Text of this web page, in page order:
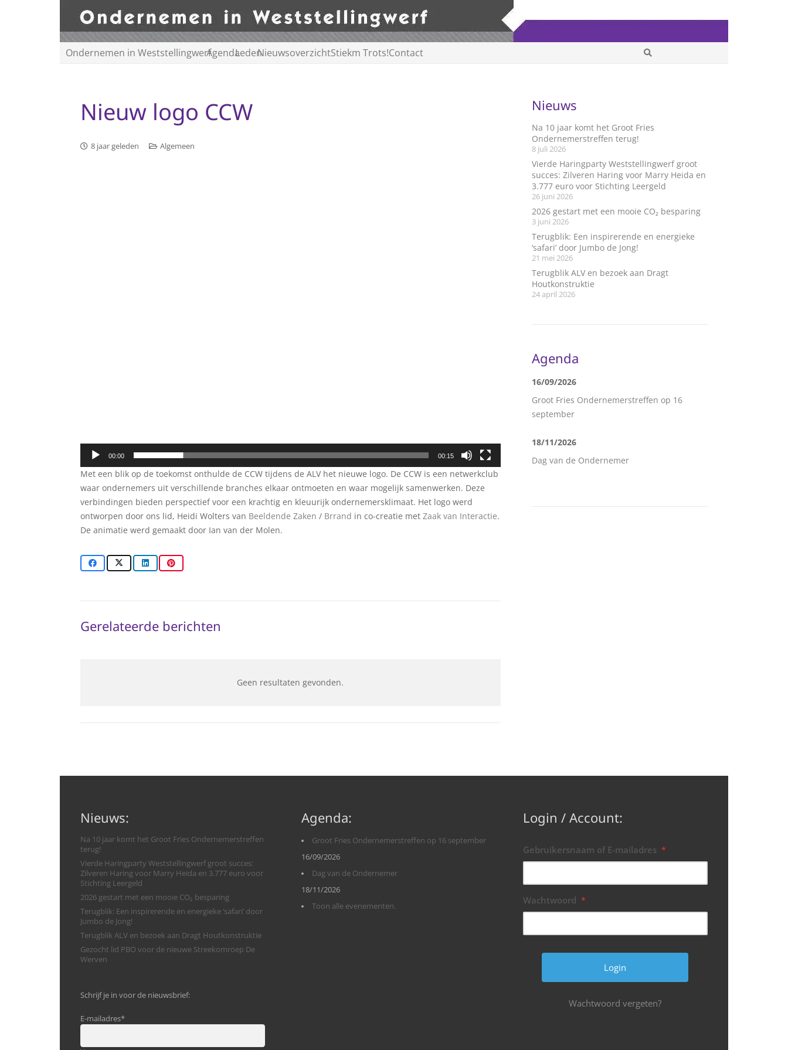
Ondernemen in WeststellingwerfAgendaLedenNieuwsoverzichtStiekm Trots!Contact
Nieuw logo CCW
8 jaar geleden Algemeen
00:00 00:15
Met een blik op de toekomst onthulde de CCW tijdens de ALV het nieuwe logo. De CCW is een netwerkclub
waar ondernemers uit verschillende branches elkaar ontmoeten en waar mogelijk samenwerken. Deze
verbindingen bieden perspectief voor een krachtig en kleuurijk ondernemersklimaat. Het logo werd
ontworpen door ons lid, Heidi Wolters van Beeldende Zaken / Brrand in co-creatie met Zaak van Interactie.
De animatie werd gemaakt door Ian van der Molen.
Gerelateerde berichten
Geen resultaten gevonden.
Nieuws
Na 10 jaar komt het Groot Fries
Ondernemerstreffen terug!
8 juli 2026
Vierde Haringparty Weststellingwerf groot
succes: Zilveren Haring voor Marry Heida en
3.777 euro voor Stichting Leergeld
26 juni 2026
2026 gestart met een mooie CO₂ besparing
3 juni 2026
Terugblik: Een inspirerende en energieke
‘safari’ door Jumbo de Jong!
21 mei 2026
Terugblik ALV en bezoek aan Dragt
Houtkonstruktie
24 april 2026
Agenda
16/09/2026
Groot Fries Ondernemerstreffen op 16
september
18/11/2026
Dag van de Ondernemer
Nieuws:
Na 10 jaar komt het Groot Fries Ondernemerstreffen
terug!
Vierde Haringparty Weststellingwerf groot succes:
Zilveren Haring voor Marry Heida en 3.777 euro voor
Stichting Leergeld
2026 gestart met een mooie CO₂ besparing
Terugblik: Een inspirerende en energieke ‘safari’ door
Jumbo de Jong!
Terugblik ALV en bezoek aan Dragt Houtkonstruktie
Gezocht lid PBO voor de nieuwe Streekomroep De
Werven
Schrijf je in voor de nieuwsbrief:
E-mailadres*
Agenda:
Groot Fries Ondernemerstreffen op 16 september
16/09/2026
Dag van de Ondernemer
18/11/2026
Toon alle evenementen.
Login / Account:
Gebruikersnaam of E-mailadres *
Wachtwoord *
Wachtwoord vergeten?